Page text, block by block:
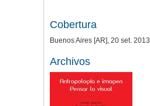
Cobertura
Buenos Aires [AR], 20 set. 2013
Archivos